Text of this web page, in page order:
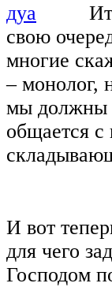
свою
многие
– монолог,
мы должны
общается
И вот
для чего
Господом